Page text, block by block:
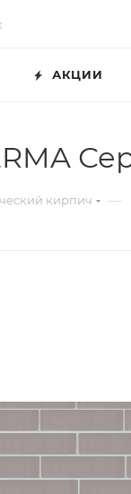
АКЦИИ
кирпич —